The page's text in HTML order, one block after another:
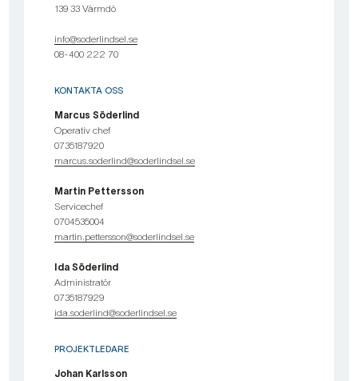
139 33 Värmdö
info@soderlindsel.se
08-400 222 70
KONTAKTA OSS
Marcus Söderlind
Operativ chef
0735187920
marcus.soderlind@soderlindsel.se
Martin Pettersson
Servicechef
0704535004
martin.pettersson@soderlindsel.se
Ida Söderlind
Administratör
0735187929
ida.soderlind@soderlindsel.se
PROJEKTLEDARE
Johan Karlsson